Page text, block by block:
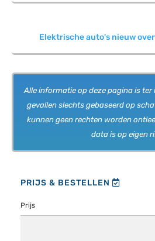
Elektrische auto's nieuw
Alle informatie op deze pagina is
gevallen slechts gebaseerd op
kunnen geen rechten worden
data is op eigen
PRIJS & BESTELLEN
Prijs